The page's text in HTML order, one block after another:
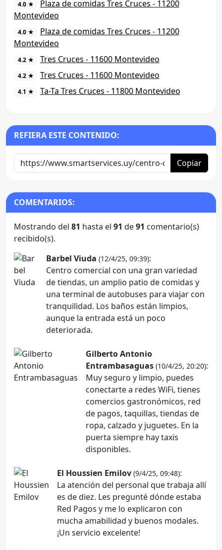
4.0 ★
Plaza de comidas Tres Cruces - 11200
Montevideo
4.0 ★
Plaza de comidas Tres Cruces - 11200
Montevideo
4.2 ★ Tres Cruces - 11600 Montevideo
4.2 ★ Tres Cruces - 11600 Montevideo
4.1 ★ Ta-Ta Tres Cruces - 11800 Montevideo
REFIERA ESTE CONTENIDO:
Copiar
COMENTARIOS:
Mostrando del 81 hasta el 91 de91 comentario(s)
recibido(s).
Barbel Viuda (12/4/25, 09:39):
Centro comercial con una gran variedad
de tiendas, un amplio patio de comidas y
una terminal de autobuses para viajar con
tranquilidad. Los baños están limpios,
aunque la entrada está un poco
deteriorada.
Gilberto Antonio
Entrambasaguas (10/4/25, 20:20):
Muy seguro y limpio, puedes
conectarte a redes WiFi, tienes
comercios gastronómicos, red
de pagos, taquillas, tiendas de
ropa, calzado y juguetes. En la
puerta siempre hay taxis
disponibles.
El Houssien Emilov (9/4/25, 09:48):
La atención del personal que trabaja allí
es de diez. Les pregunté dónde estaba
Red Pagos y me lo explicaron con
mucha amabilidad y buenos modales.
¡Un servicio excelente!